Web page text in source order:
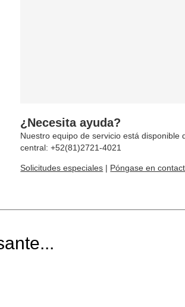
¿Necesita ayuda?
Nuestro equipo de servicio está
central: +52(81)2721-4021
Solicitudes especiales | Póngase en